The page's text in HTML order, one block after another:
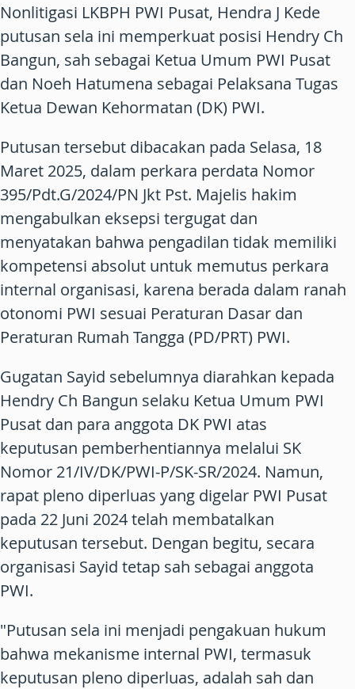
Nonlitigasi LKBPH PWI Pusat, Hendra J Kede
putusan sela ini memperkuat posisi Hendry Ch
Bangun, sah sebagai Ketua Umum PWI Pusat
dan Noeh Hatumena sebagai Pelaksana Tugas
Ketua Dewan Kehormatan (DK) PWI.
Putusan tersebut dibacakan pada Selasa, 18
Maret 2025, dalam perkara perdata Nomor
395/Pdt.G/2024/PN Jkt Pst. Majelis hakim
mengabulkan eksepsi tergugat dan
menyatakan bahwa pengadilan tidak memiliki
kompetensi absolut untuk memutus perkara
internal organisasi, karena berada dalam ranah
otonomi PWI sesuai Peraturan Dasar dan
Peraturan Rumah Tangga (PD/PRT) PWI.
Gugatan Sayid sebelumnya diarahkan kepada
Hendry Ch Bangun selaku Ketua Umum PWI
Pusat dan para anggota DK PWI atas
keputusan pemberhentiannya melalui SK
Nomor 21/IV/DK/PWI-P/SK-SR/2024. Namun,
rapat pleno diperluas yang digelar PWI Pusat
pada 22 Juni 2024 telah membatalkan
keputusan tersebut. Dengan begitu, secara
organisasi Sayid tetap sah sebagai anggota
PWI.
"Putusan sela ini menjadi pengakuan hukum
bahwa mekanisme internal PWI, termasuk
keputusan pleno diperluas, adalah sah dan